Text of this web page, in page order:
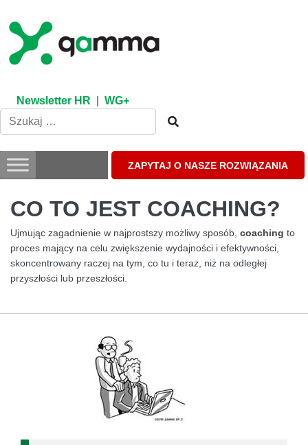
content
Newsletter HR WG+
ZAPYTAJ O NASZE ROZWIĄZANIA
CO TO JEST COACHING?
Ujmując zagadnienie w najprostszy możliwy sposób, coaching to
proces mający na celu zwiększenie wydajności i efektywności,
skoncentrowany raczej na tym, co tu i teraz, niż na odległej
przyszłości lub przeszłości.